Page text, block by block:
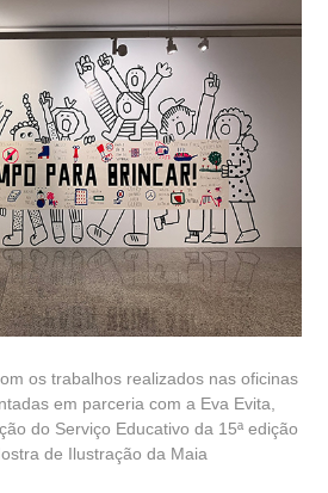
os trabalhos realizados nas oficinas
em parceria com a Eva Evita,
do Serviço Educativo da 15ª edição
de Ilustração da Maia